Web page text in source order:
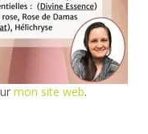
mon site web.